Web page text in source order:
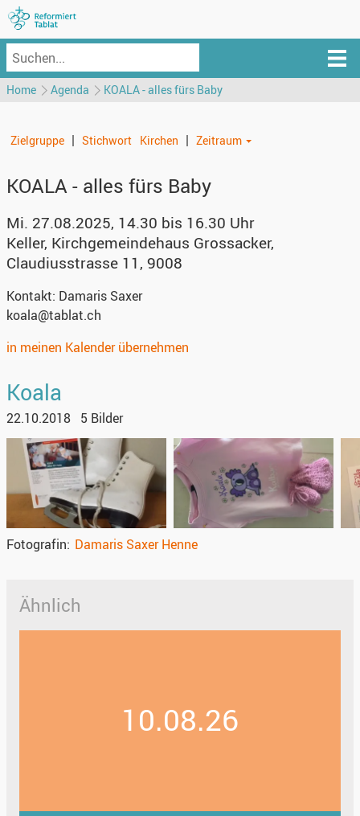
Home Agenda KOALA - alles fürs Baby
Zielgruppe | Stichwort Kirchen | Zeitraum
KOALA - alles fürs Baby
Mi. 27.08.2025, 14.30 bis 16.30 Uhr
Keller, Kirchgemeindehaus Grossacker,
Claudiusstrasse 11, 9008
Kontakt: Damaris Saxer
koala@tablat.ch
in meinen Kalender übernehmen
Koala
22.10.2018 5 Bilder
Fotografin Damaris Saxer Henne
Ähnlich
10.08.26